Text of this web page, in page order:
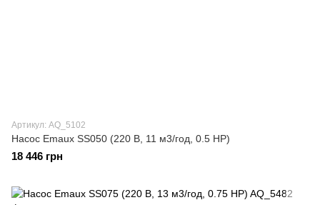
Артикул: AQ_5102
Насос Emaux SS050 (220 В, 11 м3/год, 0.5 HP)
18 446 грн